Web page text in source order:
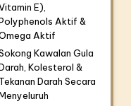
E),
Aktif &
Aktif
Kawalan Gula
Kolesterol &
Tekanan Darah Secara